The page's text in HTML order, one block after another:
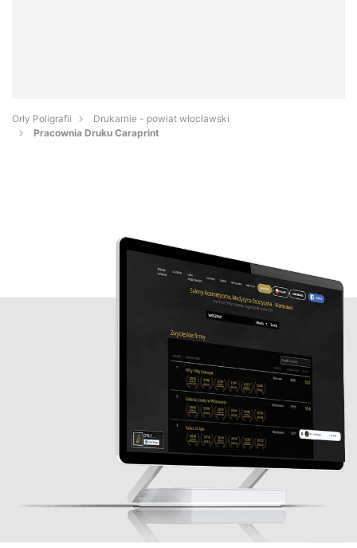
Orły Poligrafii
Drukarnie - powiat włocławski
Pracownia Druku Caraprint